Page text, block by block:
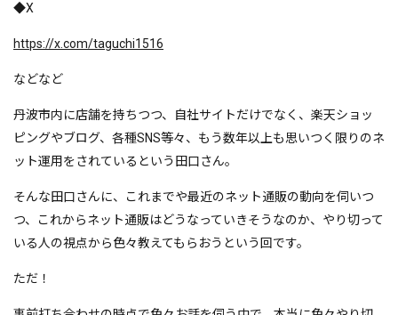
◆X
https://x.com/taguchi1516
などなど
丹波市内に店舗を持ちつつ、自社サイトだけでなく、楽天ショッ
ピングやブログ、各種SNS等々、もう数年以上も思いつく限りのネ
ット運用をされているという田口さん。
そんな田口さんに、これまでや最近のネット通販の動向を伺いつ
つ、これからネット通販はどうなっていきそうなのか、やり切って
いる人の視点から色々教えてもらおうという回です。
ただ！